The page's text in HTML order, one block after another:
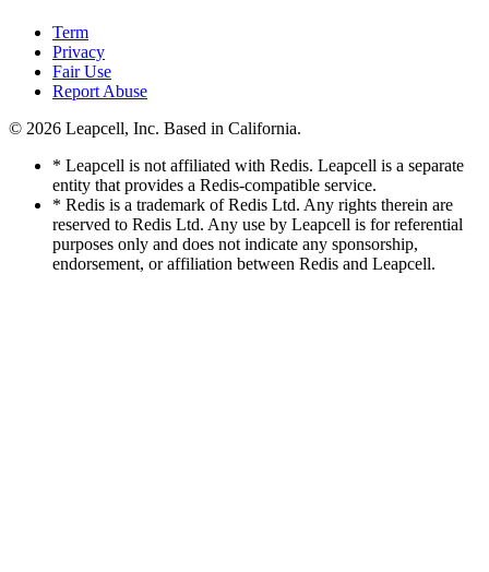
Term
Privacy
Fair Use
Report Abuse
© 2026 Leapcell, Inc. Based in California.
* Leapcell is not affiliated with Redis. Leapcell is a separate
entity that provides a Redis-compatible service.
* Redis is a trademark of Redis Ltd. Any rights therein are
reserved to Redis Ltd. Any use by Leapcell is for referential
purposes only and does not indicate any sponsorship,
endorsement, or affiliation between Redis and Leapcell.